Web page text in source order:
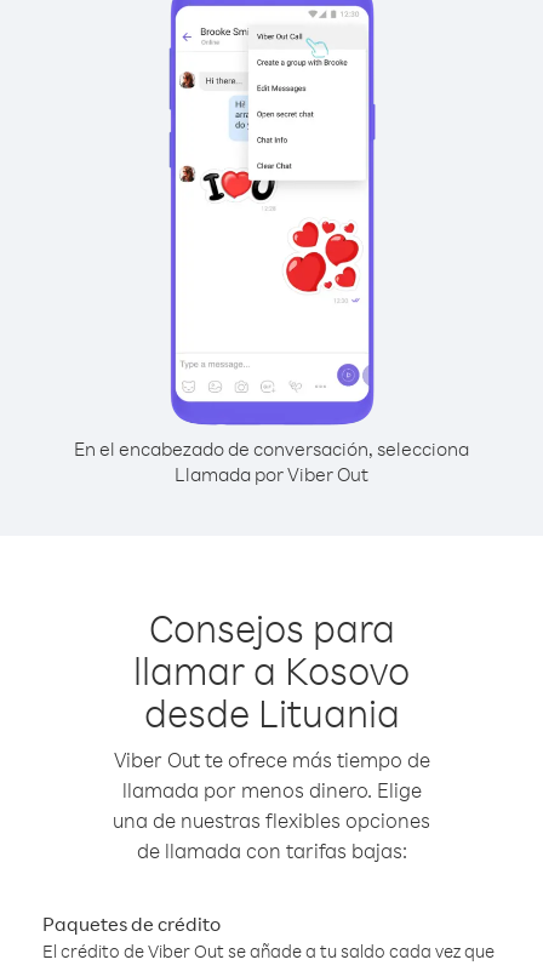
En el encabezado de conversación, selecciona
Llamada por Viber Out
Consejos para
llamar a Kosovo
desde Lituania
Viber Out te ofrece más tiempo de
llamada por menos dinero. Elige
una de nuestras flexibles opciones
de llamada con tarifas bajas:
Paquetes de crédito
El crédito de Viber Out se añade a tu saldo cada vez que